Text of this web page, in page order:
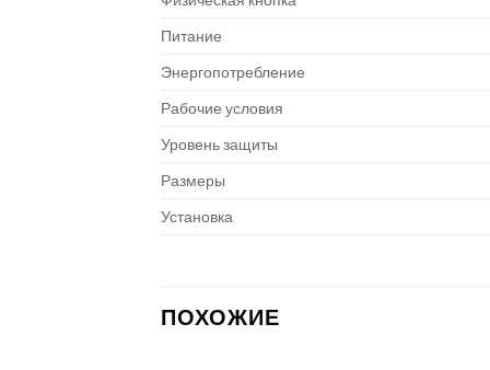
Питание
Энергопотребление
Рабочие условия
Уровень защиты
Размеры
Установка
ПОХОЖИЕ